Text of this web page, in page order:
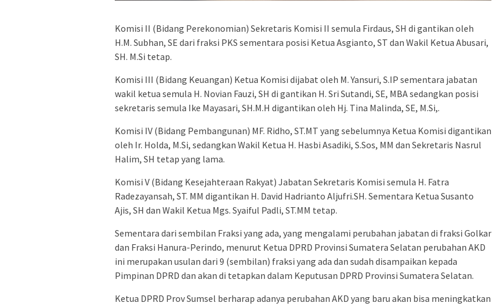
Komisi II (Bidang Perekonomian) Sekretaris Komisi II semula Firdaus, SH di gantikan oleh
H.M. Subhan, SE dari fraksi PKS sementara posisi Ketua Asgianto, ST dan Wakil Ketua Abusari,
SH. M.Si tetap.
Komisi III (Bidang Keuangan) Ketua Komisi dijabat oleh M. Yansuri, S.IP sementara jabatan
wakil ketua semula H. Novian Fauzi, SH di gantikan H. Sri Sutandi, SE, MBA sedangkan posisi
sekretaris semula Ike Mayasari, SH.M.H digantikan oleh Hj. Tina Malinda, SE, M.Si,.
Komisi IV (Bidang Pembangunan) MF. Ridho, ST.MT yang sebelumnya Ketua Komisi digantikan
oleh Ir. Holda, M.Si, sedangkan Wakil Ketua H. Hasbi Asadiki, S.Sos, MM dan Sekretaris Nasrul
Halim, SH tetap yang lama.
Komisi V (Bidang Kesejahteraan Rakyat) Jabatan Sekretaris Komisi semula H. Fatra
Radezayansah, ST. MM digantikan H. David Hadrianto Aljufri.SH. Sementara Ketua Susanto
Ajis, SH dan Wakil Ketua Mgs. Syaiful Padli, ST.MM tetap.
Sementara dari sembilan Fraksi yang ada, yang mengalami perubahan jabatan di fraksi Golkar
dan Fraksi Hanura-Perindo, menurut Ketua DPRD Provinsi Sumatera Selatan perubahan AKD
ini merupakan usulan dari 9 (sembilan) fraksi yang ada dan sudah disampaikan kepada
Pimpinan DPRD dan akan di tetapkan dalam Keputusan DPRD Provinsi Sumatera Selatan.
Ketua DPRD Prov Sumsel berharap adanya perubahan AKD yang baru akan bisa meningkatkan